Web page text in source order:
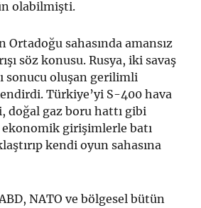
olabilmişti.
Ortadoğu sahasında amansız
söz konusu. Rusya, iki savaş
sonucu oluşan gerilimli
Türkiye’yi S-400 hava
doğal gaz boru hattı gibi
girişimlerle batı
kendi oyun sahasına
NATO ve bölgesel bütün